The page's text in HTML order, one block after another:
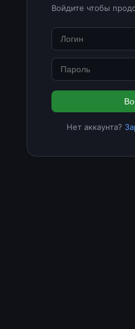
Войдите чтобы
Нет аккаунта?